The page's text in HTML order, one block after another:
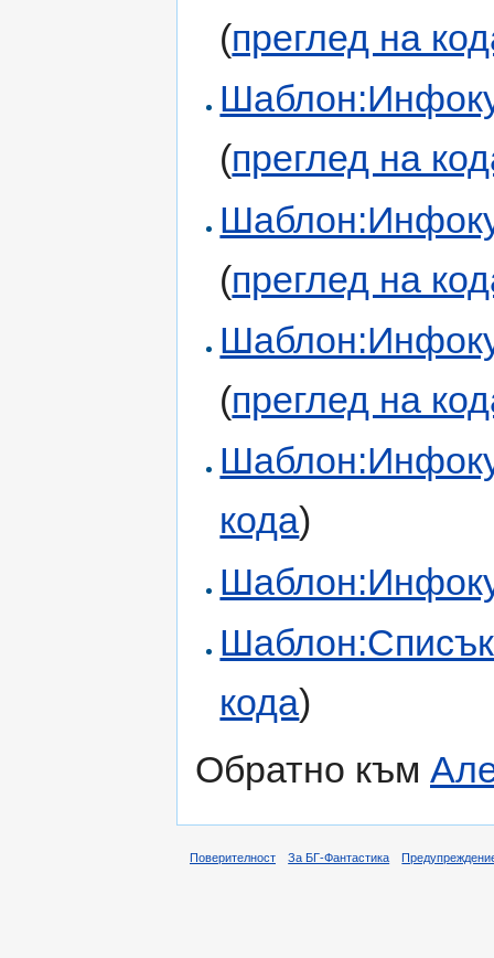
(преглед на
(преглед на
(преглед на
(преглед на
кода)
кода)
Обратно към
Поверителност За БГ-Фантастика